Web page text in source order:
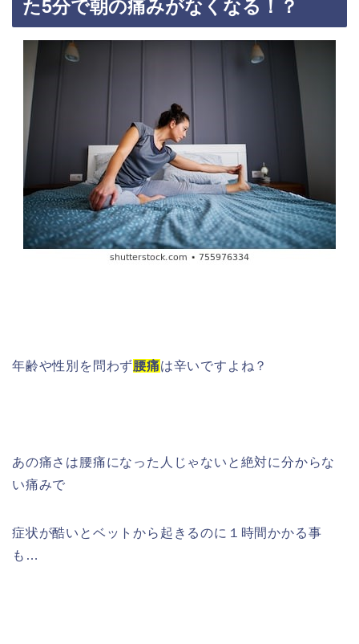
た5分で朝の痛みがなくなる！？
年齢や性別を問わず腰痛は辛いですよね？
あの痛さは腰痛になった人じゃないと絶対に分からな
い痛みで
症状が酷いとベットから起きるのに１時間かかる事
も…